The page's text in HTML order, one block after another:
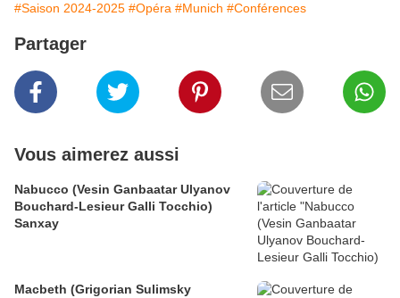
#Saison 2024-2025 #Opéra #Munich #Conférences
Partager
Vous aimerez aussi
Nabucco (Vesin Ganbaatar Ulyanov
Bouchard-Lesieur Galli Tocchio)
Sanxay
Macbeth (Grigorian Sulimsky